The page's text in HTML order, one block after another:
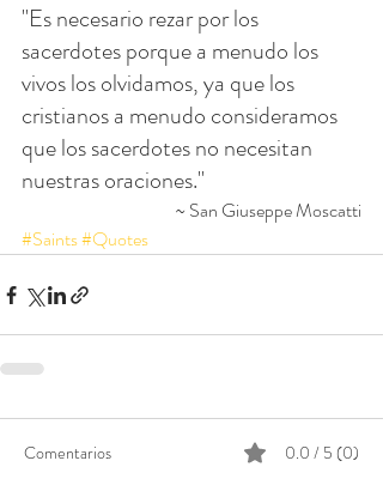
"Es necesario rezar por los
sacerdotes porque a menudo los
vivos los olvidamos, ya que los
cristianos a menudo consideramos
que los sacerdotes no necesitan
nuestras oraciones."
~ San Giuseppe Moscatti
#Saints#Quotes
Comentarios 0.0 / 5 (0)